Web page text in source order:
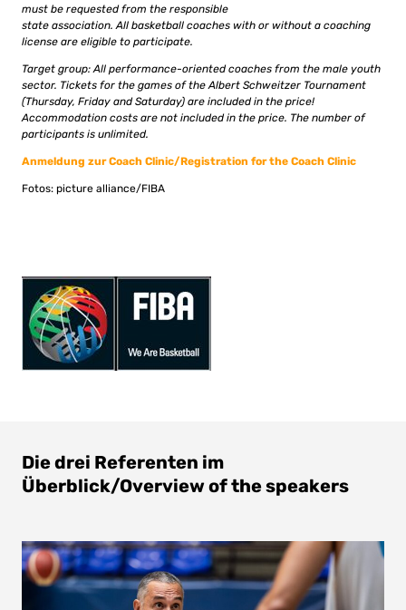
must be requested from the responsible
state association. All basketball coaches with or without a coaching
license are eligible to participate.
Target group: All performance-oriented coaches from the male youth
sector. Tickets for the games of the Albert Schweitzer Tournament
(Thursday, Friday and Saturday) are included in the price!
Accommodation costs are not included in the price. The number of
participants is unlimited.
Anmeldung zur Coach Clinic/Registration for the Coach Clinic
Fotos: picture alliance/FIBA
Die drei Referenten im
Überblick/Overview of the speakers